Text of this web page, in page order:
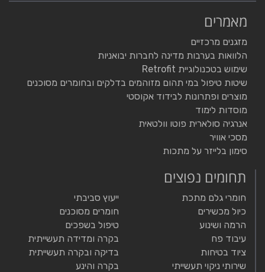
מאמרים
מזגנים מרכזיים
הלוואות בערבות מדינה לחברות יבואניות
שימוש בטכנולוגיית Retrofit
שיטות טיפול במי תהום מזוהמים בדלקים ובחומרים מסוכנים
מוצרים ופתרונות לבידוד אקוסטי
מוסדות לימוד
אנרגיה סולארית פוטו וולטאית
מסכי אוויר
סימון בלייזר על מתכות
תחומים נפוצים
חומרי גלם מתכת
כיול מכשירים
הרמה ושינוע
עיבוד פח
ציוד בטיחות
שירותי ניקוי תעשייתי
ייעוץ סביבתי
חומרים מסוכנים
טיפול בשפכים
בקרה ומדידה תעשייתית
בדיקה ובקרה תעשייתית
בקרה והינע